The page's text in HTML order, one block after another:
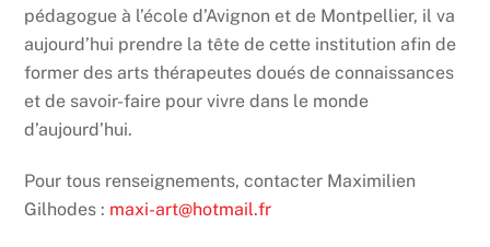
pédagogue à l’école d’Avignon et de Montpellier, il va
aujourd’hui prendre la tête de cette institution afin de
former des arts thérapeutes doués de connaissances
et de savoir-faire pour vivre dans le monde
d’aujourd’hui.
Pour tous renseignements, contacter Maximilien
Gilhodes : maxi-art@hotmail.fr